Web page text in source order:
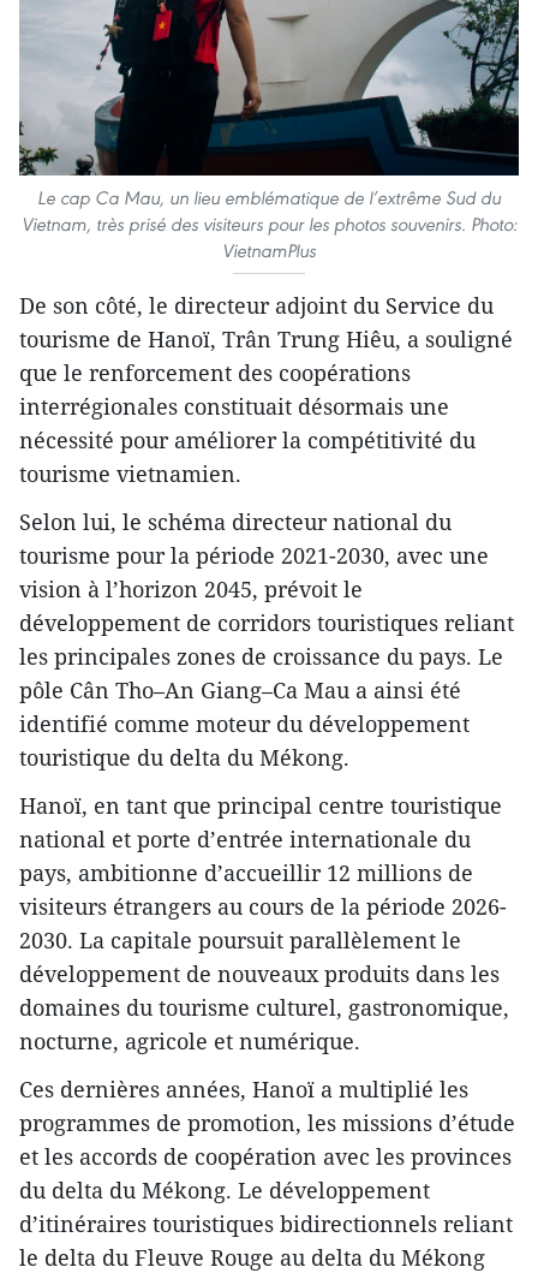
Le cap Ca Mau, un lieu emblématique de l’extrême Sud du
Vietnam, très prisé des visiteurs pour les photos souvenirs. Photo:
VietnamPlus
De son côté, le directeur adjoint du Service du
tourisme de Hanoï, Trân Trung Hiêu, a souligné
que le renforcement des coopérations
interrégionales constituait désormais une
nécessité pour améliorer la compétitivité du
tourisme vietnamien.
Selon lui, le schéma directeur national du
tourisme pour la période 2021-2030, avec une
vision à l’horizon 2045, prévoit le
développement de corridors touristiques reliant
les principales zones de croissance du pays. Le
pôle Cân Tho–An Giang–Ca Mau a ainsi été
identifié comme moteur du développement
touristique du delta du Mékong.
Hanoï, en tant que principal centre touristique
national et porte d’entrée internationale du
pays, ambitionne d’accueillir 12 millions de
visiteurs étrangers au cours de la période 2026-
2030. La capitale poursuit parallèlement le
développement de nouveaux produits dans les
domaines du tourisme culturel, gastronomique,
nocturne, agricole et numérique.
Ces dernières années, Hanoï a multiplié les
programmes de promotion, les missions d’étude
et les accords de coopération avec les provinces
du delta du Mékong. Le développement
d’itinéraires touristiques bidirectionnels reliant
le delta du Fleuve Rouge au delta du Mékong